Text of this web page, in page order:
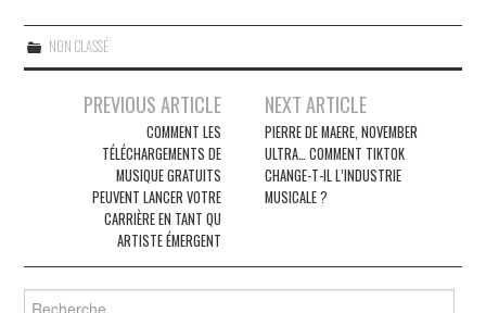
NON CLASSÉ
NavigationPREVIOUS ARTICLE
COMMENT LES
TÉLÉCHARGEMENTS DE
MUSIQUE GRATUITS
PEUVENT LANCER VOTRE
CARRIÈRE EN TANT QU
ARTISTE ÉMERGENT
NEXT ARTICLE
PIERRE DE MAERE, NOVEMBER
ULTRA… COMMENT TIKTOK
CHANGE-T-IL L’INDUSTRIE
MUSICALE ?